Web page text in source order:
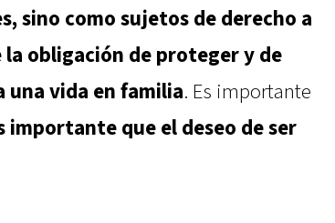
sino como sujetos de derecho a
obligación de proteger y de
una vida en familia. Es importante
importante que el deseo de ser